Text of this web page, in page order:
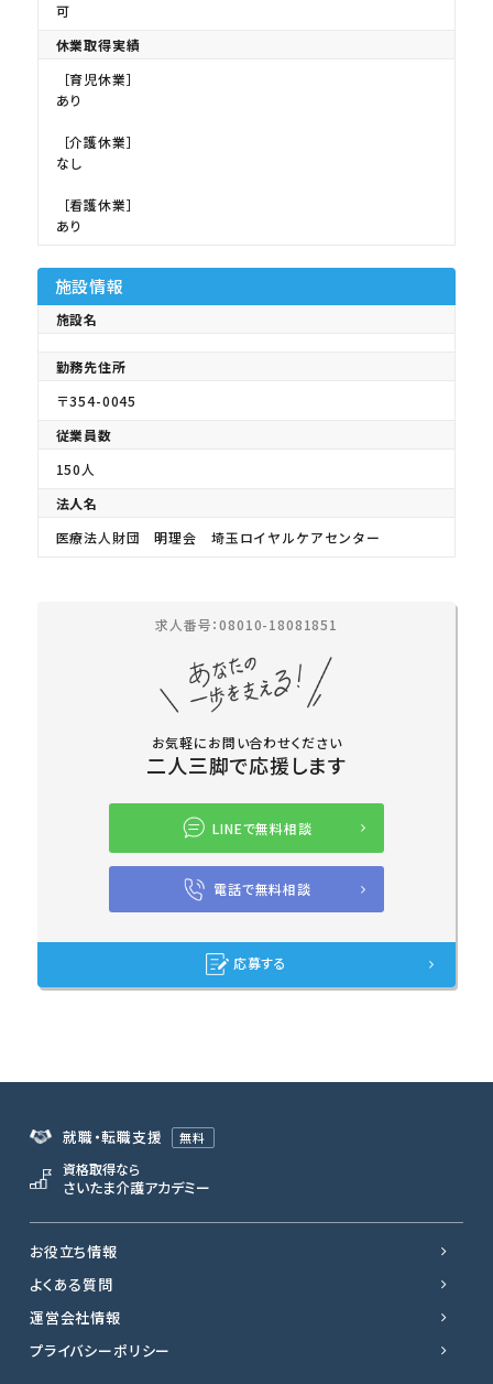
可
休業取得実績
［育児休業］
あり
［介護休業］
なし
［看護休業］
あり
施設情報
施設名
勤務先住所
〒354-0045
従業員数
150人
法人名
医療法人財団 明理会 埼玉ロイヤルケアセンター
求人番号：08010-18081851
お気軽にお問い合わせください
二人三脚で応援します
LINEで無料相談
電話で無料相談
応募する
就職・転職支援 無料
資格取得なら
さいたま介護アカデミー
お役立ち情報
よくある質問
運営会社情報
プライバシーポリシー